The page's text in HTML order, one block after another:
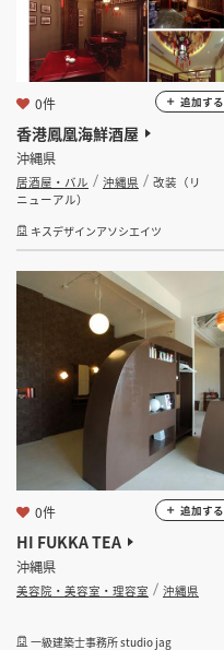
香港鳳凰海鮮酒屋
沖縄県
居酒屋・バル 沖縄県
改装（リ
ニューアル）
キスデザインアソシエイツ
0件 追加する
HI FUKKA TEA
沖縄県
美容院・美容室・理容室 沖縄県
一級建築士事務所 studio jag
0件 追加する